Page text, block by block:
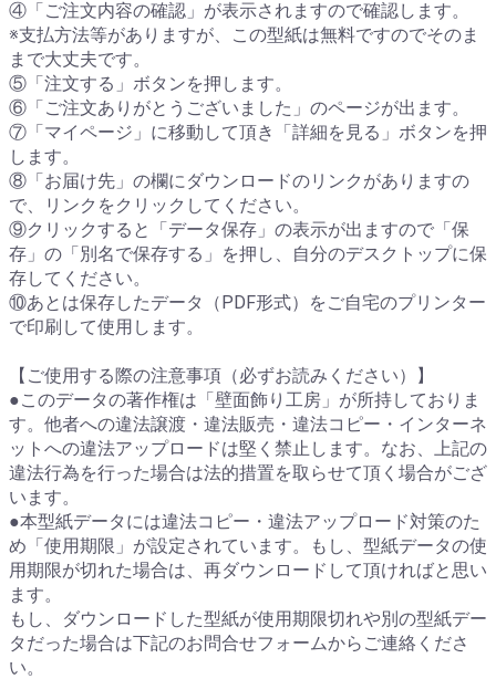
④「ご注文内容の確認」が表示されますので確認します。
※支払方法等がありますが、この型紙は無料ですのでそのま
まで大丈夫です。
⑤「注文する」ボタンを押します。
⑥「ご注文ありがとうございました」のページが出ます。
⑦「マイページ」に移動して頂き「詳細を見る」ボタンを押
します。
⑧「お届け先」の欄にダウンロードのリンクがありますの
で、リンクをクリックしてください。
⑨クリックすると「データ保存」の表示が出ますので「保
存」の「別名で保存する」を押し、自分のデスクトップに保
存してください。
⑩あとは保存したデータ（PDF形式）をご自宅のプリンター
で印刷して使用します。
【ご使用する際の注意事項（必ずお読みください）】
●このデータの著作権は「壁面飾り工房」が所持しておりま
す。他者への違法譲渡・違法販売・違法コピー・インターネ
ットへの違法アップロードは堅く禁止します。なお、上記の
違法行為を行った場合は法的措置を取らせて頂く場合がござ
います。
●本型紙データには違法コピー・違法アップロード対策のた
め「使用期限」が設定されています。もし、型紙データの使
用期限が切れた場合は、再ダウンロードして頂ければと思い
ます。
もし、ダウンロードした型紙が使用期限切れや別の型紙デー
タだった場合は下記のお問合せフォームからご連絡くださ
い。